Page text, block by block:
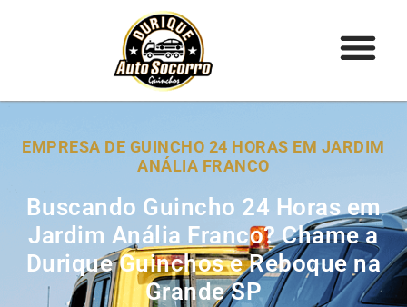
EMPRESA DE GUINCHO 24 HORAS EM JARDIM
ANÁLIA FRANCO
Buscando Guincho 24 Horas em
Jardim Anália Franco? Chame a
Durique Guinchos e Reboque na
Grande SP